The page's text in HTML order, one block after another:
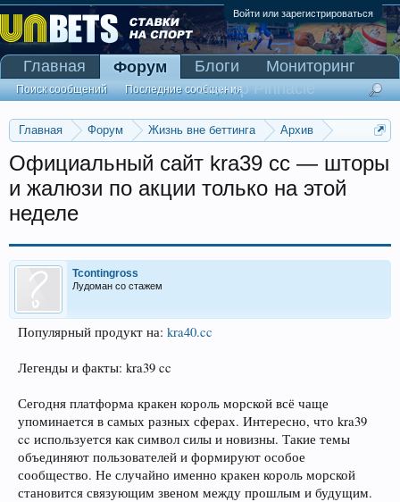
Войти или зарегистрироваться
Главная Форум Жизнь вне беттинга
Архив
Прогнозы на Олимпийские игры 2016
Официальный сайт kra39 cc — шторы
и жалюзи по акции только на этой
неделе
Tcontingross
Лудоман со стажем
Популярный продукт на: kra40.cc
Легенды и факты: kra39 cc
Сегодня платформа кракен король морской всё чаще
упоминается в самых разных сферах. Интересно, что kra39
cc используется как символ силы и новизны. Такие темы
объединяют пользователей и формируют особое
сообщество. Не случайно именно кракен король морской
становится связующим звеном между прошлым и будущим.
Главная Форум
Поиск сообщений Последние сообщения
Блоги
Мониторинг
Сканер Pinnacle